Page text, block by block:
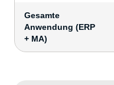
Gesamte
Anwendung (ERP
+ MA)